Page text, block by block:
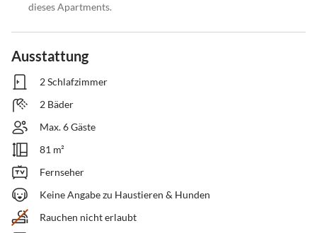
dieses Apartments.
Ausstattung
2 Schlafzimmer
2 Bäder
Max. 6 Gäste
81 m²
Fernseher
Keine Angabe zu Haustieren & Hunden
Rauchen nicht erlaubt